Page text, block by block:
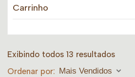
Carrinho
Exibindo todos 13 resultados
Ordenar por: Mais Vendidos